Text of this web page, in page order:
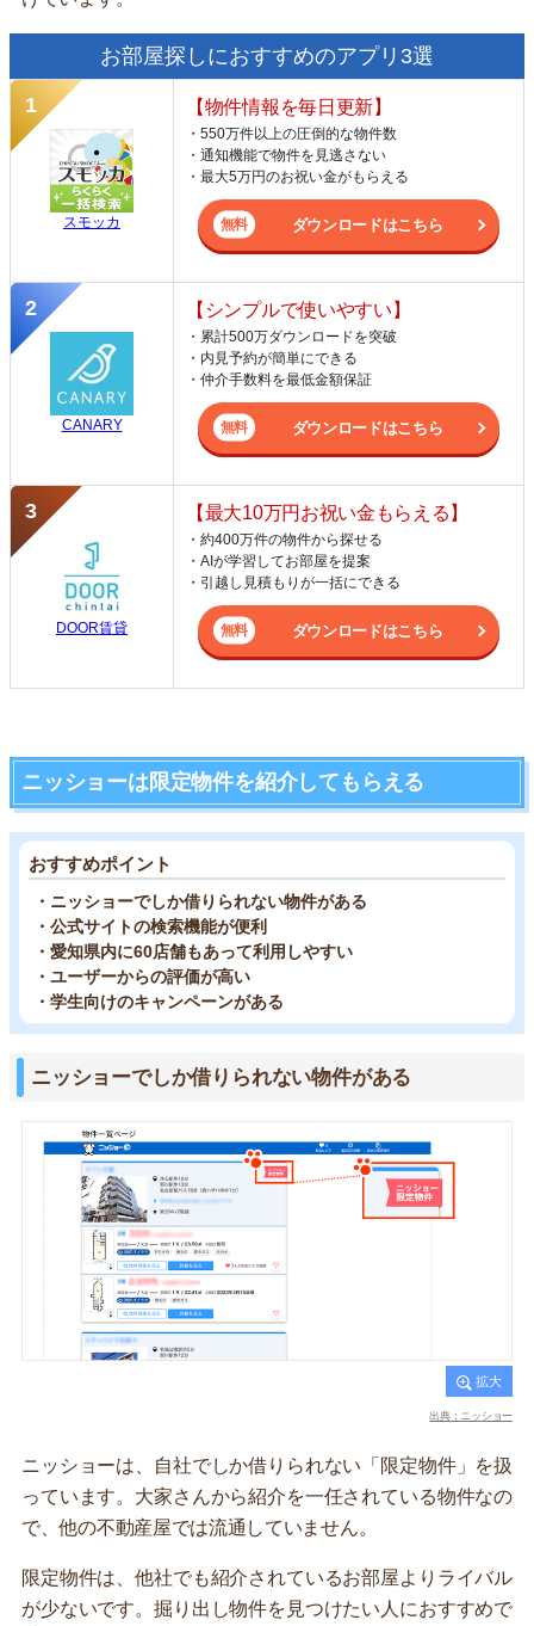
お部屋探しにおすすめのアプリ3選
スモッカ
【物件情報を毎日更新】
・550万件以上の圧倒的な物件数
・通知機能で物件を見逃さない
・最大5万円のお祝い金がもらえる
ダウンロードはこちら
CANARY
【シンプルで使いやすい】
・累計500万ダウンロードを突破
・内見予約が簡単にできる
・仲介手数料を最低金額保証
ダウンロードはこちら
DOOR賃貸
【最大10万円お祝い金もらえる】
・約400万件の物件から探せる
・AIが学習してお部屋を提案
・引越し見積もりが一括にできる
ダウンロードはこちら
ニッショーは限定物件を紹介してもらえる
おすすめポイント
・ニッショーでしか借りられない物件がある
・公式サイトの検索機能が便利
・愛知県内に60店舗もあって利用しやすい
・ユーザーからの評価が高い
・学生向けのキャンペーンがある
ニッショーでしか借りられない物件がある
出典：ニッショー
ニッショーは、自社でしか借りられない「限定物件」を扱
っています。大家さんから紹介を一任されている物件なの
で、他の不動産屋では流通していません。
限定物件は、他社でも紹介されているお部屋よりライバル
が少ないです。掘り出し物件を見つけたい人におすすめで